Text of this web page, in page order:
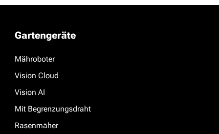
Gartengeräte
Mähroboter
Vision Cloud
Vision AI
Mit Begrenzungsdraht
Rasenmäher